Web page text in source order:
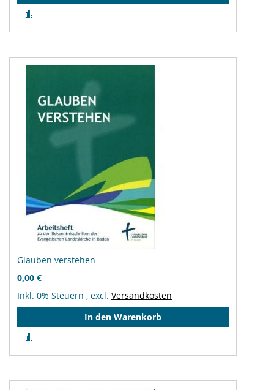
hinzufügen
Glauben verstehen
0,00 €
Inkl. 0% Steuern , excl. Versandkosten
In den Warenkorb
hinzufügen